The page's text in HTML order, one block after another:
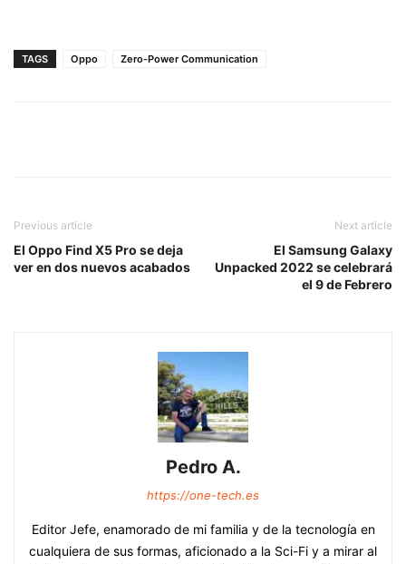
TAGS Oppo Zero-Power Communication
Previous article
El Oppo Find X5 Pro se deja
ver en dos nuevos acabados
Next article
El Samsung Galaxy
Unpacked 2022 se celebrará
el 9 de Febrero
Pedro A.
https://one-tech.es
Editor Jefe, enamorado de mi familia y de la tecnología en
cualquiera de sus formas, aficionado a la Sci-Fi y a mirar al